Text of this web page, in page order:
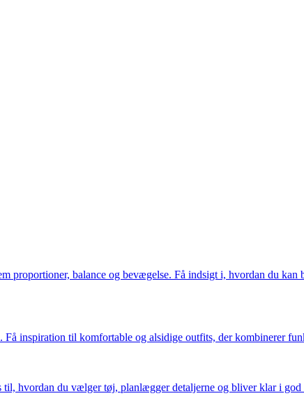
balance og bevægelse. Få indsigt i, hvordan du kan
inspiration til komfortable og alsidige outfits, der kombinerer
hvordan du vælger tøj, planlægger detaljerne og bliver klar i